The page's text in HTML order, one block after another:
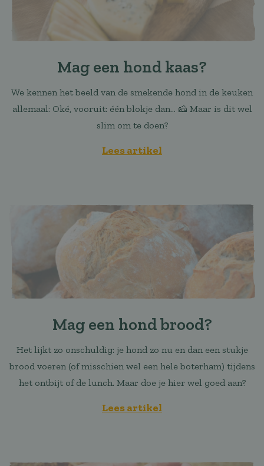
Mag een hond kaas?
We kennen het beeld van de smekende hond in de keuken
allemaal: Oké, vooruit: één blokje dan… 🧀 Maar is dit wel
slim om te doen?
Lees artikel
Mag een hond brood?
Het lijkt zo onschuldig: je hond zo nu en dan een stukje
brood voeren (of misschien wel een hele boterham) tijdens
het ontbijt of de lunch. Maar doe je hier wel goed aan?
Lees artikel